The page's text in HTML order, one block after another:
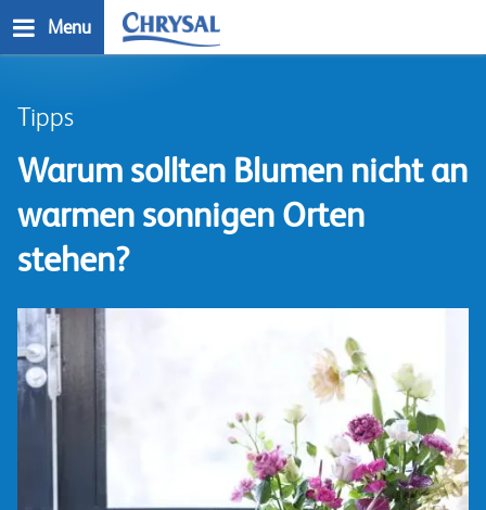
zum
Menu
Tipps
Warum sollten Blumen nicht an
warmen sonnigen Orten
stehen?